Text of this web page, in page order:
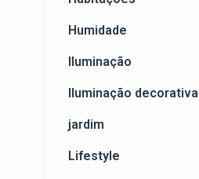
Humidade
Iluminação
Iluminação decorativa
jardim
Lifestyle